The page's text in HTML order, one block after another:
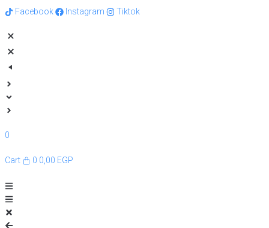
Facebook Instagram Tiktok
0
0,00 EGP
0
Cart